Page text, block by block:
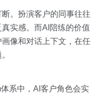
。扮演客户的同事往往
实感。而AI陪练的价值
画像和对话上下文，在任
系中，AI客户角色会实